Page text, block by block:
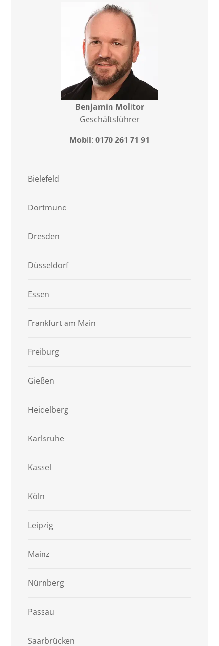
Benjamin Molitor
Geschäftsführer
Mobil: 0170 261 71 91
Bielefeld
Dortmund
Dresden
Düsseldorf
Essen
Frankfurt am Main
Freiburg
Gießen
Heidelberg
Karlsruhe
Kassel
Köln
Leipzig
Mainz
Nürnberg
Passau
Saarbrücken